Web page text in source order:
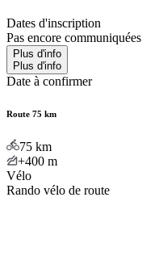
Dates d'inscription
Pas encore communiquées
Plus d'info
Plus d'info
Date à confirmer
Route 75 km
75 km
+400 m
Vélo
Rando vélo de route